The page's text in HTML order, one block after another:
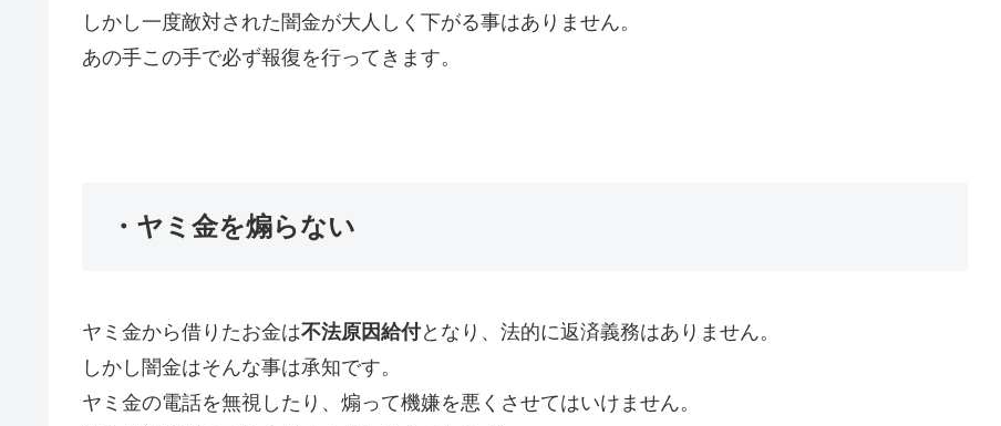
しかし一度敵対された闇金が大人しく下がる事はありません。
あの手この手で必ず報復を行ってきます。
・ヤミ金を煽らない
ヤミ金から借りたお金は不法原因給付となり、法的に返済義務はありません。
しかし闇金はそんな事は承知です。
ヤミ金の電話を無視したり、煽って機嫌を悪くさせてはいけません。